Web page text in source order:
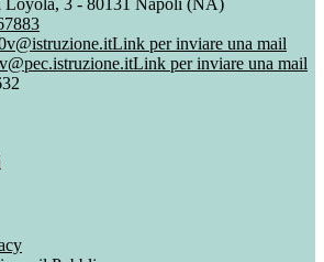
Link per inviare una mail
Link per inviare una mail